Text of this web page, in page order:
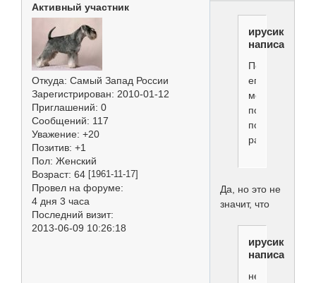
Активный участник
Откуда: Самый Запад России
Зарегистрирован: 2010-01-12
Приглашений: 0
Сообщений: 117
Уважение: +20
Позитив: +1
Пол: Женский
Возраст: 64 [1961-11-17]
Провел на форуме:
4 дня 3 часа
Последний визит:
2013-06-09 10:26:18
ирусик
написал(а):
его
можно
понять
по-
разному)))))
Да, но это не
значит, что
ирусик
написал(а):
не